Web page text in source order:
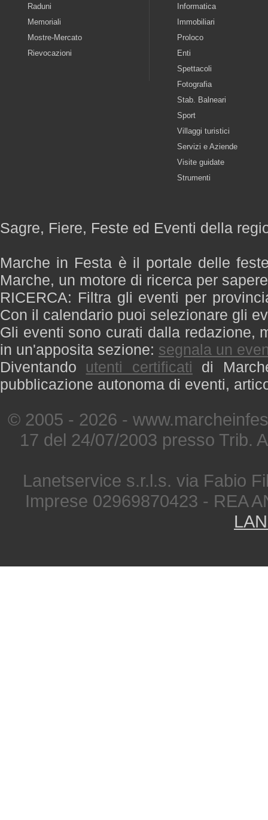
Raduni
Memoriali
Mostre-Mercato
Rievocazioni
Informatica
Immobiliari
Proloco
Enti
Spettacoli
Fotografia
Stab. Balneari
Sport
Villaggi turistici
Servizi e Aziende
Visite guidate
Strumenti
Sagre, Fiere, Feste ed Eventi della
Marche in Festa è il portale delle
Marche, un motore di ricerca per
RICERCA: Filtra gli eventi per
Con il calendario puoi selezionare gli
Gli eventi sono curati dalla redazione,
in un'apposita sezione: segnala un
Diventando utenti certificati di
pubblicazione autonoma di eventi,
© 2005 - 2026 -
17 del 24/07/2003 presso Trib.
Lanetservice s.r.l.s. via Fabio
Imprese 02969870423 - REA